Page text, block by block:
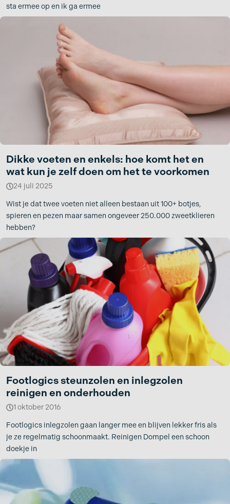
sta ermee op en ik ga ermee
Dikke voeten en enkels: hoe komt het en
wat kun je zelf doen om het te voorkomen
24 juli 2025
Wist je dat twee voeten niet alleen bestaan uit 100+ botjes,
spieren en pezen maar samen ongeveer 250.000 zweetklieren
hebben?
Footlogics steunzolen en inlegzolen
reinigen en onderhouden
1 oktober 2016
Footlogics inlegzolen gaan langer mee en blijven lekker fris als
je ze regelmatig schoonmaakt. Reinigen Dompel een schoon
doekje in